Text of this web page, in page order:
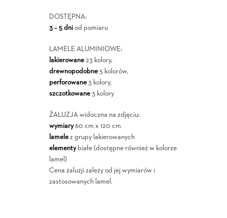
DOSTĘPNA:
3 – 5 dniod pomiaru
LAMELE ALUMINIOWE:
lakierowane23 kolory,
drewnopodobne5 kolorów,
perforowane3 kolory,
szczotkowane3 kolory
ŻALUZJA widoczna na zdjęciu:
wymiary60 cm x 120 cm
lamelez grupy lakierowanych
elementybiałe (dostępne również w kolorze
lamel)
Cena żaluzji zależy od jej wymiarów i
zastosowanych lamel.